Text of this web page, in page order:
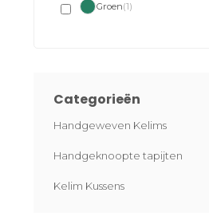
Groen(1)
Categorieën
Handgeweven Kelims
Handgeknoopte tapijten
Kelim Kussens